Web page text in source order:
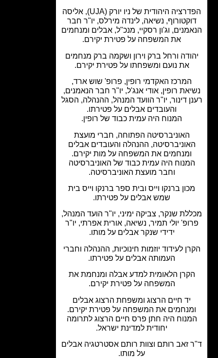
הפדרציה היהודית של ניו יורק (UJA), אליסה
נשיאה, לינדה מירלס, יו"ר חבר
וג'ון רסקיי, מנכ"ל, אבלים ומנחמים
את המשפחה על פטירת יקירם.
ורחל ברק וירון ושקמה ברק מנחמים
את נועם ומשפחתו על פטירת יקירם.
המרכז האקדמי רופין, פרופ' שוש ארד,
רופין, אודי אנג'ל, יו"ר חבר הנאמנים,
דינור, יו"ר הוועד המנהל, ההנהלה, הסגל
והעובדים אבלים על פטירתו.
המנוח היה עמית כבוד של רופין.
האוניברסיטה הפתוחה, חברי מועצת
ההנהלה והעובדים אבלים
ומנחמים את המשפחה על מות יקירם.
היה עמית כבוד של האוניברסיטה
וחבר מועצת האוניברסיטה.
ברנקו וייס ובית ספר ברנקו וייס בית
שמש אבלים על פטירתו.
שנקר, צביקה ימיני, יו"ר הועד המנהל,
יולי תמיר, נשיאה, אורית אפרתי, יו"ר
ידידי שנקר אבלים על מותו.
לעידוד יוזמות חינוכיות, ההנהלה וחברי
העמותה אבלים על פטירתו.
הלאומית למדע אבלה ומנחמת את
המשפחה על פטירת יקירם.
יד חיים הרצוג ומשפחת הרצוג אבלים
את המשפחה על פטירת יקירם.
היה חתן פרס חיים הרצוג לתרומה
יחודית למדינת ישראל.
זאב רותם וצוות רותם אסטרטגיה אבלים
על מותו.